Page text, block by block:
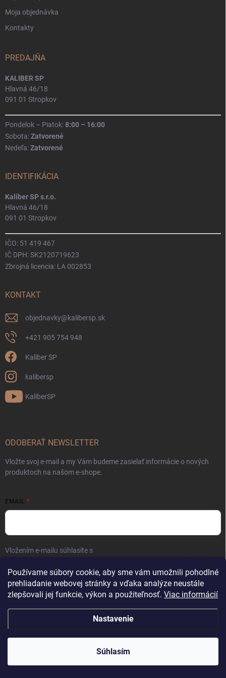
Používame súbory cookie, aby sme vám umožnili pohodlné
prehliadanie webovej stránky a vďaka analýze neustále
zlepšovali jej funkcie, výkon a použiteľnosť. Viac informácií
Nastavenie
Súhlasím
Moja objednávka
Kontakty
PREDAJŇA
KALIBER SP
Hlavná 46/18
091 01 Stropkov
Pondelok – Piatok:8:00 – 16:00
Sobota:Zatvorené
Nedeľa:Zatvorené
IDENTIFIKÁCIA
Kaliber SP s.r.o.
Hlavná 46/18
091 01 Stropkov
IČO: 51 419 467
IČ DPH: SK2120719623
Zbrojná licencia: LA 002853
KONTAKT
objednavky@kalibersp.sk
+421 905 754 948
Kaliber SP
kalibersp
KaliberSP
ODOBERAŤ NEWSLETTER
Vložte svoj e-mail a my Vám budeme zasielať informácie o nových
produktoch na našom e-shope.
EMAIL
Vložením e-mailu súhlasíte s
Prihlásiť sa
Kaliber SP s.r.o. . Všetky práva vyhradené.